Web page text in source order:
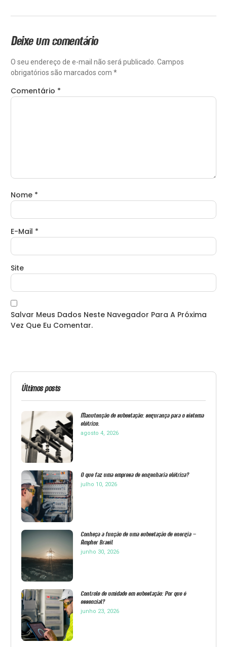
Deixe um comentário
O seu endereço de e-mail não será publicado. Campos
obrigatórios são marcados com *
Comentário *
Nome *
E-Mail *
Site
Salvar Meus Dados Neste Navegador Para A Próxima
Vez Que Eu Comentar.
Últimos posts
Manutenção de subestação: segurança para o sistema
elétrico.
agosto 4, 2026
O que faz uma empresa de engenharia elétrica?
julho 10, 2026
Conheça a função de uma subestação de energia –
Ampher Brasil
junho 30, 2026
Controle de umidade em subestação: Por que é
essencial?
junho 23, 2026